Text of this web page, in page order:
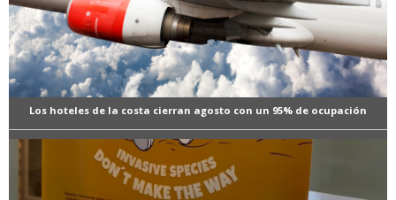
Los hoteles de la costa cierran agosto con un 95% de ocupación